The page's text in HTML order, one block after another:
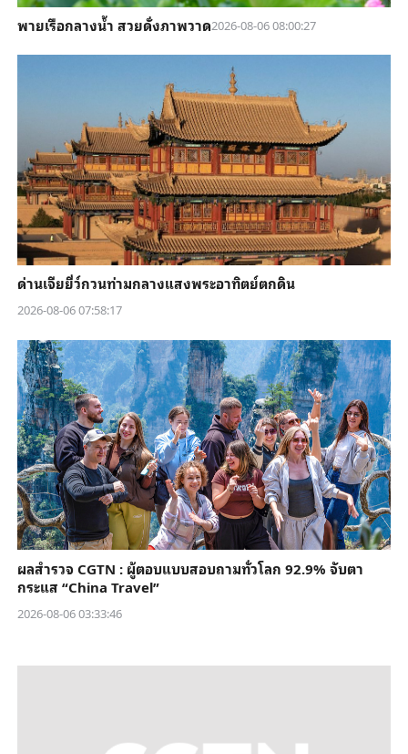
พายเรือกลางน้ำ สวยดั่งภาพวาด2026-08-06 08:00:27
ด่านเจียยี่ว์กวนท่ามกลางแสงพระอาทิตย์ตกดิน
2026-08-06 07:58:17
ผลสำรวจ CGTN : ผู้ตอบแบบสอบถามทั่วโลก 92.9% จับตา
กระแส “China Travel”
2026-08-06 03:33:46